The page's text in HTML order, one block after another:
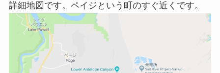
詳細地図です。ペイジという町のすぐ近くです。